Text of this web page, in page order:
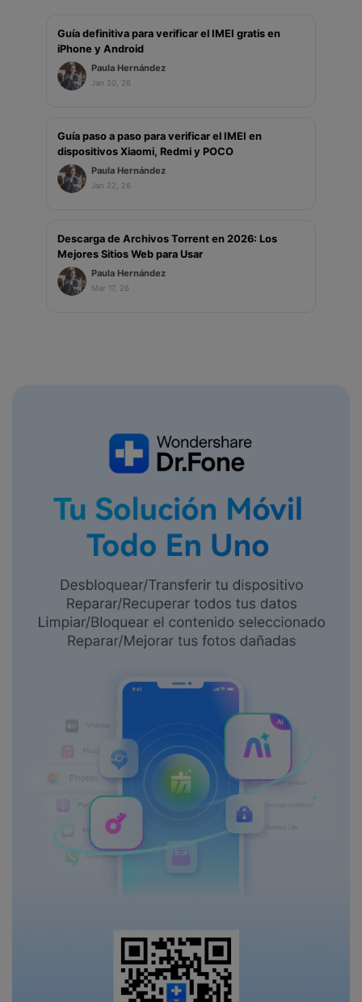
Guía definitiva para verificar el IMEI gratis en
iPhone y Android
Paula Hernández
Jan 20, 26
Guía paso a paso para verificar el IMEI en
dispositivos Xiaomi, Redmi y POCO
Paula Hernández
Jan 22, 26
Descarga de Archivos Torrent en 2026: Los
Mejores Sitios Web para Usar
Paula Hernández
Mar 17, 26